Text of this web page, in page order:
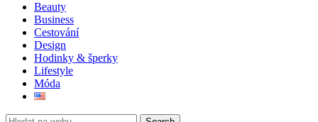
Beauty
Business
Cestování
Design
Hodinky & šperky
Lifestyle
Móda